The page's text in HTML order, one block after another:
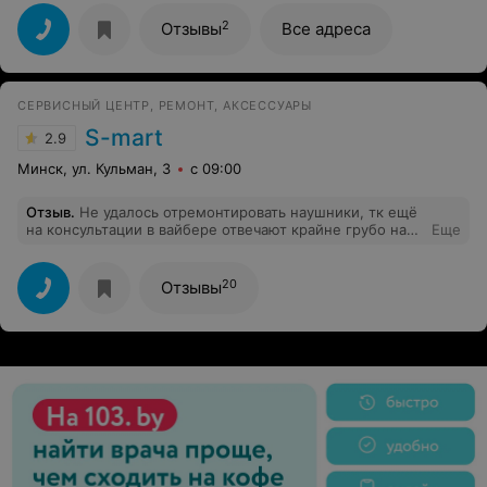
Отзывы2 Все адреса
СЕРВИСНЫЙ ЦЕНТР, РЕМОНТ, АКСЕССУАРЫ
2.9 S-mart
Минск, ул. Кульман, 3 с 09:00
Отзыв. Не удалось отремонтировать наушники, тк ещё
на консультации в вайбере отвечают крайне грубо на
Еще
Отзывы20